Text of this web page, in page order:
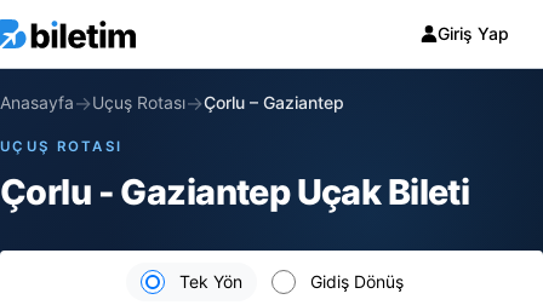
Giriş Yap
Anasayfa→Uçuş Rotası→Çorlu – Gaziantep
UÇUŞ ROTASI
Çorlu - Gaziantep Uçak Bileti
Tek Yön Gidiş Dönüş